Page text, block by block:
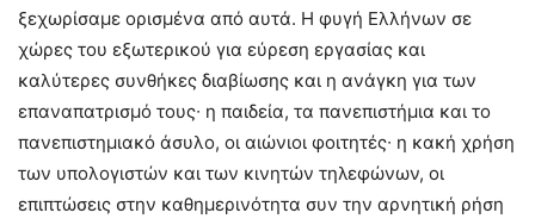
ξεχωρίσαμε ορισμένα από αυτά. Η φυγή Ελλήνων σε
χώρες του εξωτερικού για εύρεση εργασίας και
καλύτερες συνθήκες διαβίωσης και η ανάγκη για των
επαναπατρισμό τους∙ η παιδεία, τα πανεπιστήμια και το
πανεπιστημιακό άσυλο, οι αιώνιοι φοιτητές∙ η κακή χρήση
των υπολογιστών και των κινητών τηλεφώνων, οι
επιπτώσεις στην καθημερινότητα συν την αρνητική ρήση